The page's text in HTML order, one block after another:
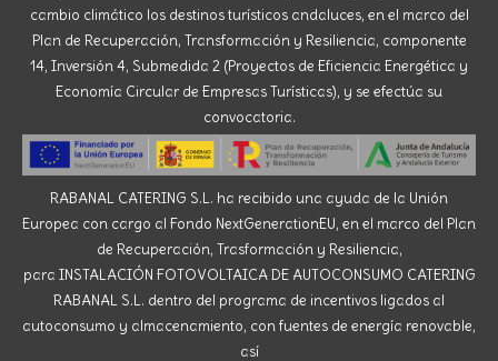
cambio climático los destinos turísticos andaluces, en el marco del
Plan de Recuperación, Transformación y Resiliencia, componente
14, Inversión 4, Submedida 2 (Proyectos de Eficiencia Energética y
Economía Circular de Empresas Turísticas), y se efectúa su
convocatoria.
RABANAL CATERING S.L. ha recibido una ayuda de la Unión
Europea con cargo al Fondo NextGenerationEU, en el marco del Plan
de Recuperación, Trasformación y Resiliencia,
para INSTALACIÓN FOTOVOLTAICA DE AUTOCONSUMO CATERING
RABANAL S.L. dentro del programa de incentivos ligados al
autoconsumo y almacenamiento, con fuentes de energía renovable,
así